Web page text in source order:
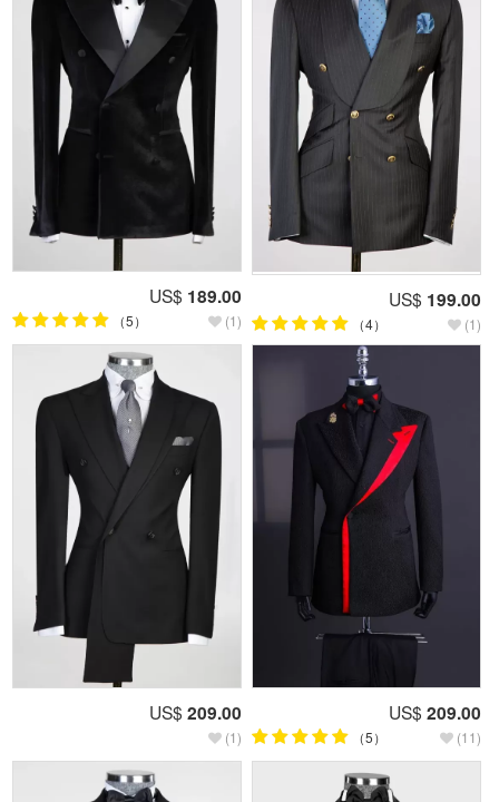
US$ 189.00
（5） (1)
US$ 199.00
（4） (1)
US$ 209.00
(1)
US$ 209.00
（5） (11)